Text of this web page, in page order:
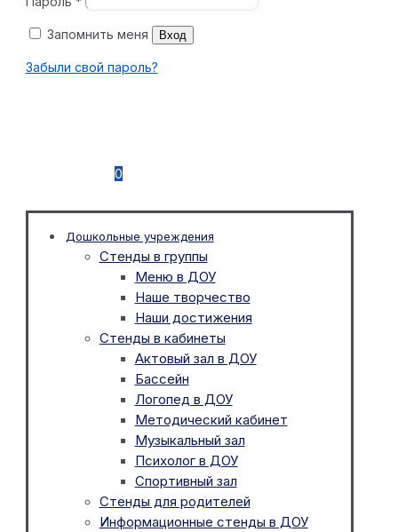
Запомнить меня Вход
Забыли свой пароль?
0
Дошкольные учреждения
Стенды в группы
Меню в ДОУ
Наше творчество
Наши достижения
Стенды в кабинеты
Актовый зал в ДОУ
Бассейн
Логопед в ДОУ
Методический кабинет
Музыкальный зал
Психолог в ДОУ
Спортивный зал
Стенды для родителей
Информационные стенды в ДОУ